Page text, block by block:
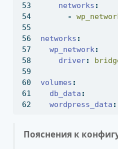
networks :
-
networks :
wp_network :
driver:
volumes :
db_data :
wordpress_data :
Пояснения к